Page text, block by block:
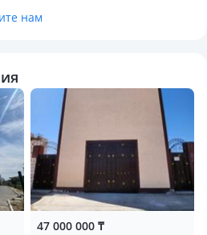
нам
47 000 000 ₸